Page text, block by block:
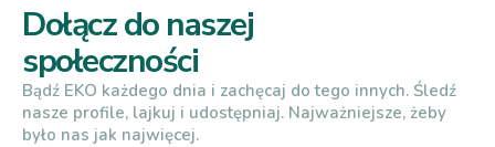
Dołącz do naszej
społeczności
Bądź EKO każdego dnia i zachęcaj do tego innych. Śledź
nasze profile, lajkuj i udostępniaj. Najważniejsze, żeby
było nas jak najwięcej.